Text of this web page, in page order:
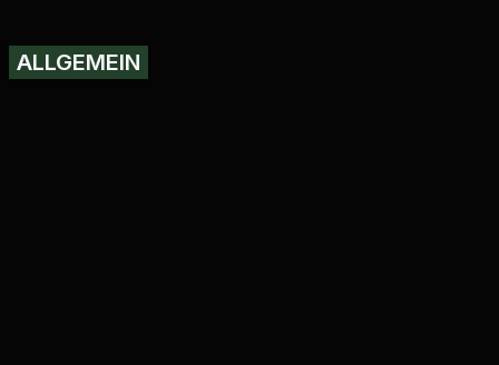
ALLGEMEIN